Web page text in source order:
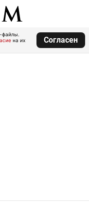
файлы.
на их
Согласен